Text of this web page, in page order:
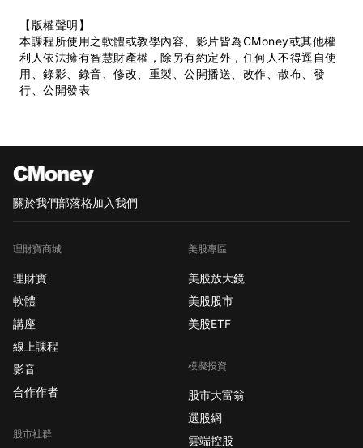
【版權聲明】
本課程所使用之軟體或教學內容、影片皆為CMoney或其他權
利人依法擁有智慧財產權，除另有約定外，任何人不得逕自使
用、錄影、錄音、修改、重製、公開播送、改作、散布、發
行、公開發表
關於我們部落格加入我們
理財寶商城
理財寶
軟體
講座
線上課程
影音
合作作者
股市社群
美股專區
美股放大鏡
美股股市
美股ETF
模擬投資
股市大富翁
選股網
雲端控股